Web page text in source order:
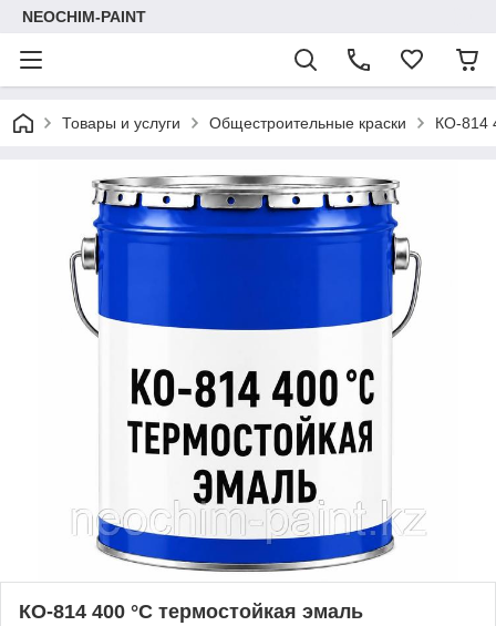
NEOCHIM-PAINT
Товары и услуги Общестроительные краски КО-814
КО-814 400 °C термостойкая эмаль